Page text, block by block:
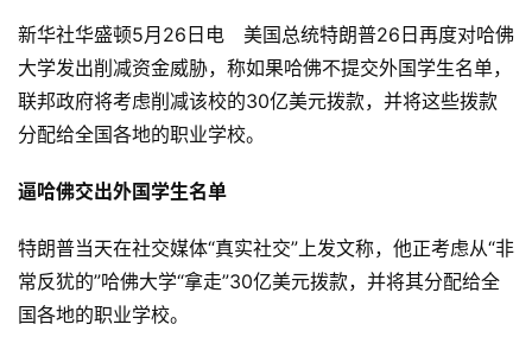
新华社华盛顿5月26日电　美国总统特朗普26日再度对哈佛
大学发出削减资金威胁，称如果哈佛不提交外国学生名单，
联邦政府将考虑削减该校的30亿美元拨款，并将这些拨款
分配给全国各地的职业学校。
逼哈佛交出外国学生名单
特朗普当天在社交媒体“真实社交”上发文称，他正考虑从“非
常反犹的”哈佛大学“拿走”30亿美元拨款，并将其分配给全
国各地的职业学校。